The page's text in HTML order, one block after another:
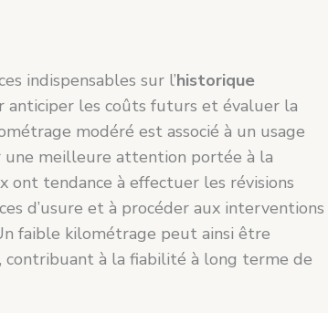
indispensables sur l’historique
anticiper les coûts futurs et évaluer la
modéré est associé à un usage
une meilleure attention portée à la
ont tendance à effectuer les révisions
d’usure et à procéder aux interventions
faible kilométrage peut ainsi être
contribuant à la fiabilité à long terme de